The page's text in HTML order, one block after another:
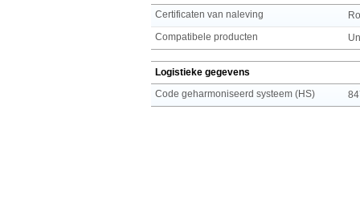
Certificaten van naleving
Compatibele producten
Logistieke gegevens
Code geharmoniseerd systeem (HS)